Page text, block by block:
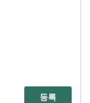
등록